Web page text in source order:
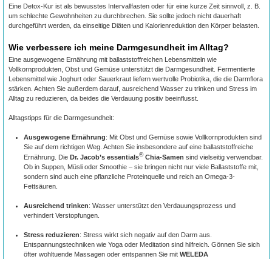
Eine Detox-Kur ist als bewusstes Intervallfasten oder für eine kurze Zeit sinnvoll, z. B.
um schlechte Gewohnheiten zu durchbrechen. Sie sollte jedoch nicht dauerhaft
durchgeführt werden, da einseitige Diäten und Kalorienreduktion den Körper belasten.
Wie verbessere ich meine Darmgesundheit im Alltag?
Eine ausgewogene Ernährung mit ballaststoffreichen Lebensmitteln wie
Vollkornprodukten, Obst und Gemüse unterstützt die Darmgesundheit. Fermentierte
Lebensmittel wie Joghurt oder Sauerkraut liefern wertvolle Probiotika, die die Darmflora
stärken. Achten Sie außerdem darauf, ausreichend Wasser zu trinken und Stress im
Alltag zu reduzieren, da beides die Verdauung positiv beeinflusst.
Alltagstipps für die Darmgesundheit:
Ausgewogene Ernährung: Mit Obst und Gemüse sowie Vollkornprodukten sind
Sie auf dem richtigen Weg. Achten Sie insbesondere auf eine ballaststoffreiche
Ernährung. DieDr. Jacob’s essentials®Chia-Samensind vielseitig verwendbar.
Ob in Suppen, Müsli oder Smoothie – sie bringen nicht nur viele Ballaststoffe mit,
sondern sind auch eine pflanzliche Proteinquelle und reich an Omega-3-
Fettsäuren.
Ausreichend trinken: Wasser unterstützt den Verdauungsprozess und
verhindert Verstopfungen.
Stress reduzieren: Stress wirkt sich negativ auf den Darm aus.
Entspannungstechniken wie Yoga oder Meditation sind hilfreich. Gönnen Sie sich
öfter wohltuende Massagen oder entspannen Sie mitWELEDA